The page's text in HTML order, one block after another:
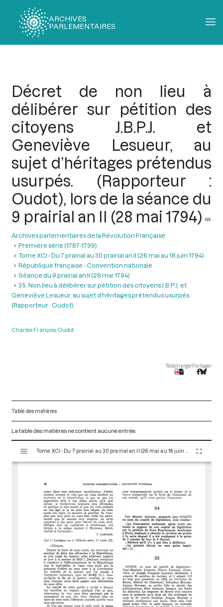
ARCHIVES
PARLEMENTAIRES
Décret de non lieu à
délibérer sur pétition des
citoyens J.B.P.J. et
Geneviève Lesueur, au
sujet d’héritages prétendus
usurpés. (Rapporteur :
Oudot), lors de la séance du
9 prairial an II (28 mai 1794)
Archives parlementaires de la Révolution Française
Première série (1787-1799)
Tome XCI - Du 7 prairial au 30 prairial an II (26 mai au 18 juin 1794)
République française - Convention nationale
Séance du 9 prairial an II (28 mai 1794)
35. Non lieu à délibérer sur pétition des citoyens J.B.P.J. et
Geneviève Lesueur, au sujet d’héritages prétendus usurpés.
(Rapporteur : Oudot)
Charles François Oudot
TéléchargerPartager
Table des matières
La table des matières ne contient aucune entrée.
s